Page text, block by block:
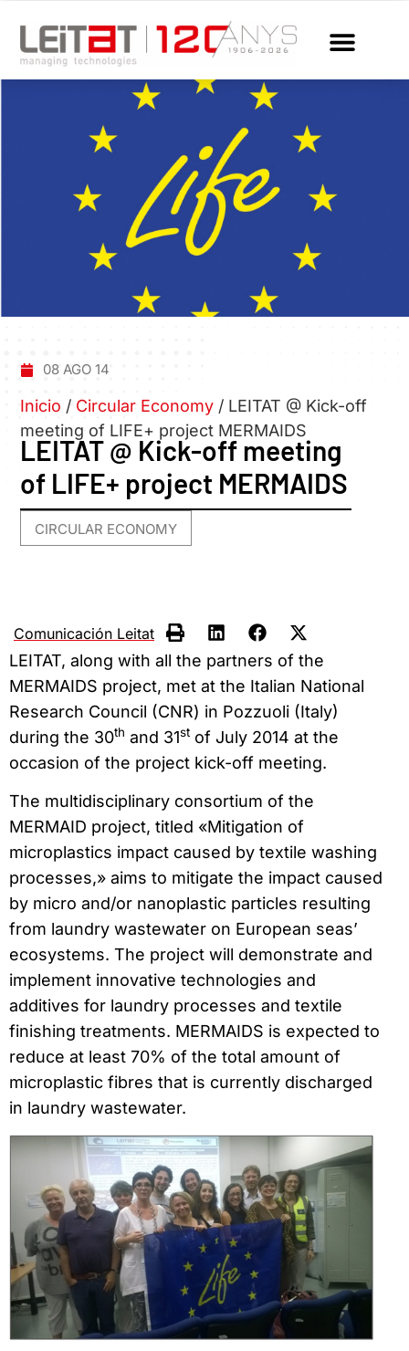
08 AGO 14
Inicio / Circular Economy / LEITAT @ Kick-off
meeting of LIFE+ project MERMAIDS
LEITAT @ Kick-off meeting
of LIFE+ project MERMAIDS
CIRCULAR ECONOMY
Comunicación Leitat
LEITAT, along with all the partners of the
MERMAIDS project, met at the Italian National
Research Council (CNR) in Pozzuoli (Italy)
during the 30th and 31st of July 2014 at the
occasion of the project kick-off meeting.
The multidisciplinary consortium of the
MERMAID project, titled «Mitigation of
microplastics impact caused by textile washing
processes,» aims to mitigate the impact caused
by micro and/or nanoplastic particles resulting
from laundry wastewater on European seas’
ecosystems. The project will demonstrate and
implement innovative technologies and
additives for laundry processes and textile
finishing treatments. MERMAIDS is expected to
reduce at least 70% of the total amount of
microplastic fibres that is currently discharged
in laundry wastewater.